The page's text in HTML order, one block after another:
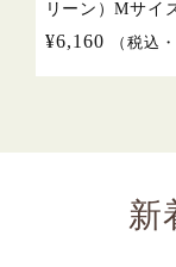
リーン）Mサイ
通
¥6,160 （税込
新